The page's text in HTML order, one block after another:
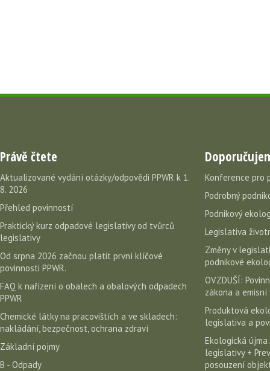
Právě čtete
Aktualizované vydání otázky/odpovědi PPWR k 1.
8. 2026
Přehled povinností
Praktický kurz odpadové legislativy od tvůrců
legislativy
Od srpna 2026 začnou platit první klíčové
povinnosti PPWR.
FAQ k nařízení o obalech a obalových odpadech
PPWR
Chemické látky na pracovištích a ve skladech:
nakládání, bezpečnost, ochrana zdraví
Základní pojmy
B - Odpady
Konference pro
Podrobný
Podnikový
Legislativa
Změny v
podnikové
OVZDUŠÍ:
zákona a emisní
Produktová
legislativa a
Ekologická
legislativy +
posouzení